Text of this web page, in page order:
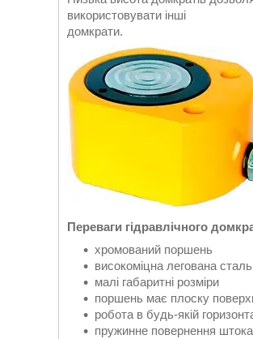
використовувати інші
домкрати.
Переваги гідравлічного
хромований поршень
високоміцна легована сталь
малі габаритні розміри
поршень має плоску
робота в будь-якій
пружинне повернення штока